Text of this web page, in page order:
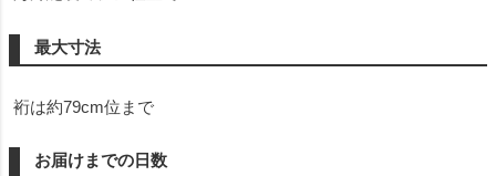
最大寸法
裄は約79cm位まで
お届けまでの日数